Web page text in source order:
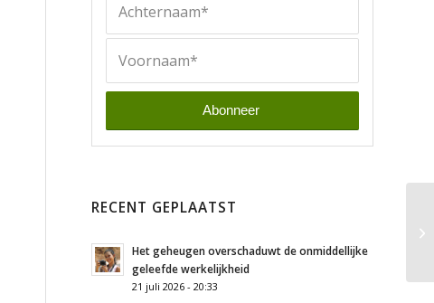
RECENT GEPLAATST
Het geheugen overschaduwt de onmiddellijke
geleefde werkelijkheid
21 juli 2026 - 20:33